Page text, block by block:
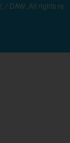
DAW .All rights re